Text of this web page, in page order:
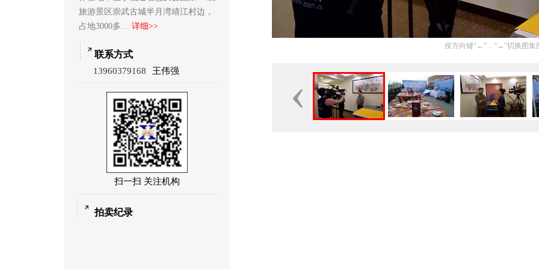
旅游景区崇武古城半月湾靖江村边，
占地3000多… 详细>>
联系方式
13960379168 王伟强
扫一扫 关注机构
拍卖纪录
按方向键“←”，“→”切换图集
‹